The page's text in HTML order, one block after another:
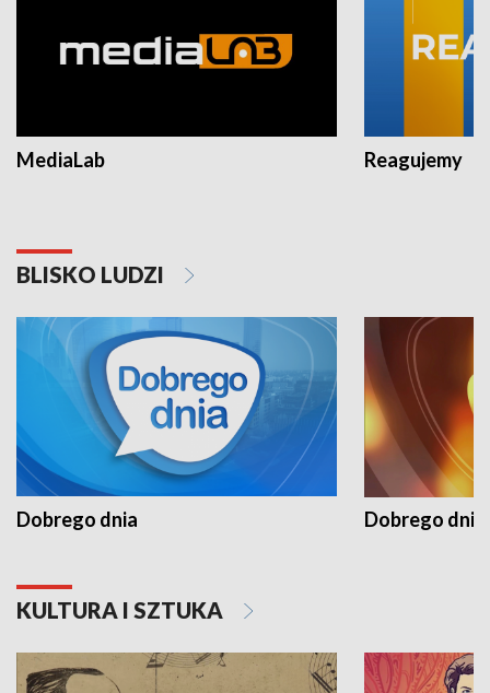
MediaLab Reagujemy
BLISKO LUDZI
Dobrego dnia Dobrego dnia
KULTURA I SZTUKA